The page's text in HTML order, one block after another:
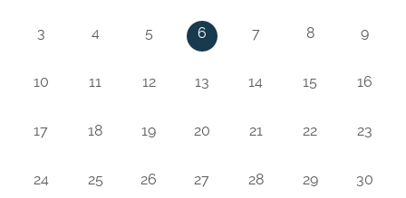
3 4 5 6 7 8 9
10 11 12 13 14 15 16
17 18 19 20 21 22 23
24 25 26 27 28 29 30